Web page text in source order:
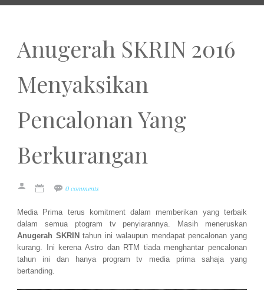
Anugerah SKRIN 2016
Menyaksikan
Pencalonan Yang
Berkurangan
0 comments
Media Prima terus komitment dalam memberikan yang terbaik
dalam semua ptogram tv penyiarannya. Masih meneruskan
Anugerah SKRINtahun ini walaupun mendapat pencalonan yang
kurang. Ini kerena Astro dan RTM tiada menghantar pencalonan
tahun ini dan hanya program tv media prima sahaja yang
bertanding.